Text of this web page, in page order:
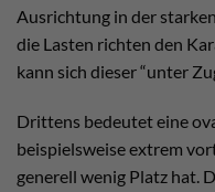
Ausrichtung in der
die Lasten richten den
kann sich dieser “unter
Drittens bedeutet eine
beispielsweise extrem
generell wenig Platz hat.